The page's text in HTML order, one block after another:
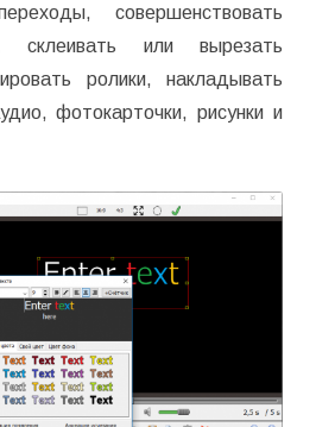
совершенствовать
склеивать или вырезать
ролики, накладывать
фотокарточки, рисунки и